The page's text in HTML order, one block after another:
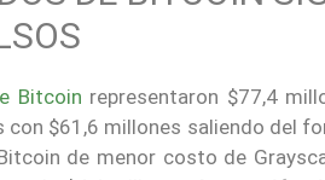
Bitcoin representaron $77,4
$61,6 millones saliendo del
de menor costo de